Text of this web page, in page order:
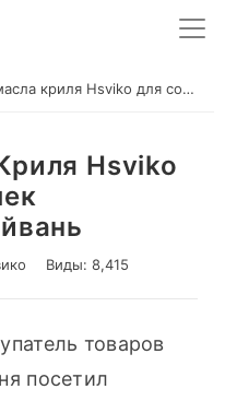
Hsviko для собак и кошек отправлены в Тайвань
Hsviko
Виды: 8,415
товаров
посетил